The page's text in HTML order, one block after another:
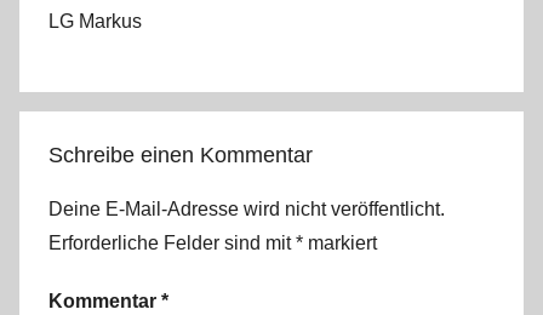
LG Markus
Schreibe einen Kommentar
Deine E-Mail-Adresse wird nicht veröffentlicht.
Erforderliche Felder sind mit* markiert
Kommentar *